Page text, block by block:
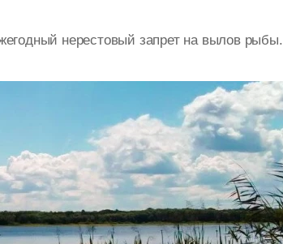
нерестовый запрет на вылов рыбы.